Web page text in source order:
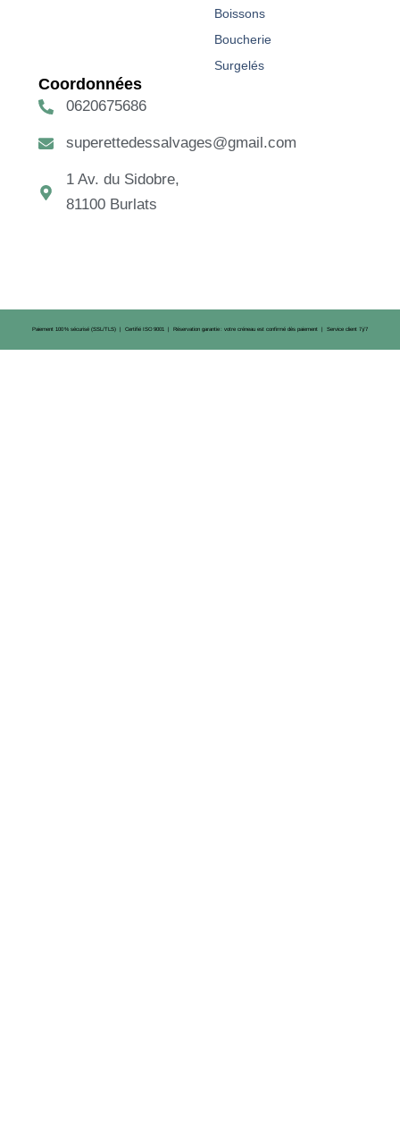
Boissons
Boucherie
Surgelés
Coordonnées
0620675686
superettedessalvages@gmail.com
1 Av. du Sidobre,
81100 Burlats
Paiement 100 % sécurisé (SSL/TLS) | Certifié ISO 9001 | Réservation garantie : votre créneau est confirmé dès paiement | Service client 7 j/7